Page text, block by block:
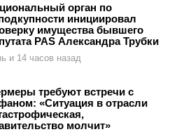
орган по
инициировал
имущества бывшего
PAS Александра Трубки
и 14 часов назад
требуют встречи с
«Ситуация в отрасли
молчит»